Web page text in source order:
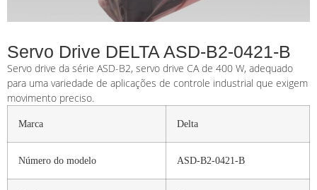
Servo Drive DELTA ASD-B2-0421-B
Servo drive da série ASD-B2, servo drive CA de 400 W, adequado
para uma variedade de aplicações de controle industrial que exigem
movimento preciso.
Marca Delta
Número do modelo ASD-B2-0421-B